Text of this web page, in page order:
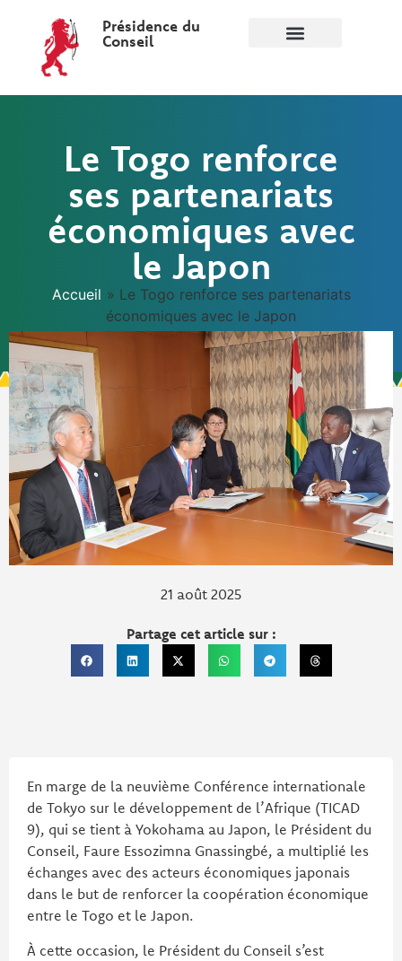
Présidence du
Conseil
Le Togo renforce
ses partenariats
économiques avec
le Japon
Accueil » Le Togo renforce ses partenariats
économiques avec le Japon
21 août 2025
Partage cet article sur :
En marge de la neuvième Conférence internationale
de Tokyo sur le développement de l’Afrique (TICAD
9), qui se tient à Yokohama au Japon, le Président du
Conseil, Faure Essozimna Gnassingbé, a multiplié les
échanges avec des acteurs économiques japonais
dans le but de renforcer la coopération économique
entre le Togo et le Japon.
À cette occasion, le Président du Conseil s’est